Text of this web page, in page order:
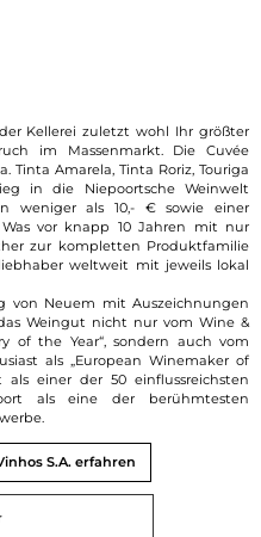
Kellerei zuletzt wohl Ihr größter
im Massenmarkt. Die Cuvée
Tinta Amarela, Tinta Roriz, Touriga
in die Niepoortsche Weinwelt
weniger als 10,- € sowie einer
vor knapp 10 Jahren mit nur
zur kompletten Produktfamilie
weltweit mit jeweils lokal
von Neuem mit Auszeichnungen
Weingut nicht nur vom Wine &
of the Year“, sondern auch vom
als „European Winemaker of
als einer der 50 einflussreichsten
als eine der berühmtesten
S.A. erfahren